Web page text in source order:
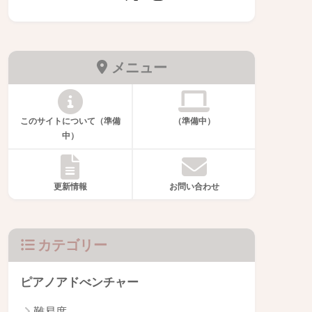
メニュー
このサイトについて（準備
中）
（準備中）
更新情報 お問い合わせ
カテゴリー
ピアノアドべンチャー